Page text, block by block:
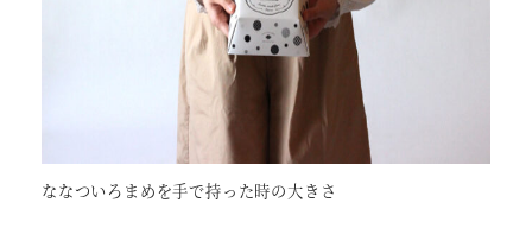
ななついろまめを手で持った時の大きさ